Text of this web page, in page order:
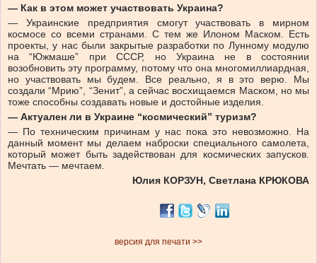
— Как в этом может участвовать Украина?
— Украинские предприятия смогут участвовать в мирном
космосе со всеми странами. С тем же Илоном Маском. Есть
проекты, у нас были закрытые разработки по Лунному модулю
на “Южмаше” при СССР, но Украина не в состоянии
возобновить эту программу, потому что она многомиллиардная,
но участвовать мы будем. Все реально, я в это верю. Мы
создали “Мрию”, “Зенит”, а сейчас восхищаемся Маском, но мы
тоже способны создавать новые и достойные изделия.
— Актуален ли в Украине “космический” туризм?
— По техническим причинам у нас пока это невозможно. На
данный момент мы делаем наброски специального самолета,
который может быть задействован для космических запусков.
Мечтать — мечтаем.
Юлия КОРЗУН, Светлана КРЮКОВА
версия для печати >>